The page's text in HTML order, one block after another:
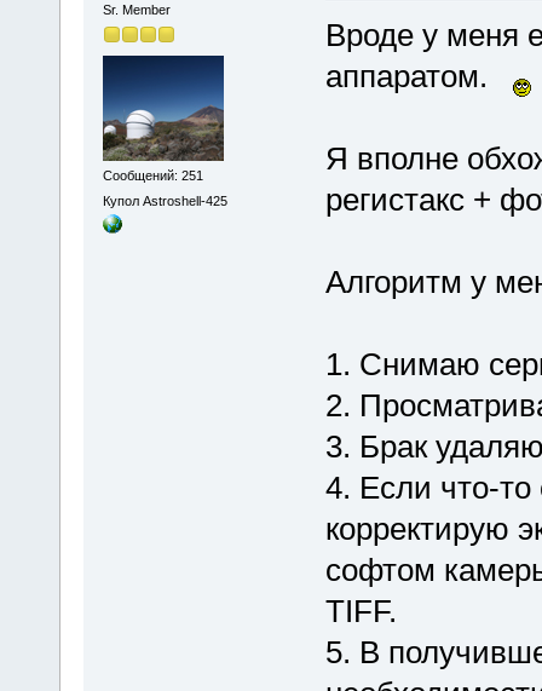
Sr. Member
Сообщений: 251
Купол Astroshell-425
Вроде у меня
аппаратом.
Я вполне
регистакс +
Алгоритм у
1. Снимаю
2.
3. Брак
4. Если что-то
корректирую
софтом
TIFF.
5. В